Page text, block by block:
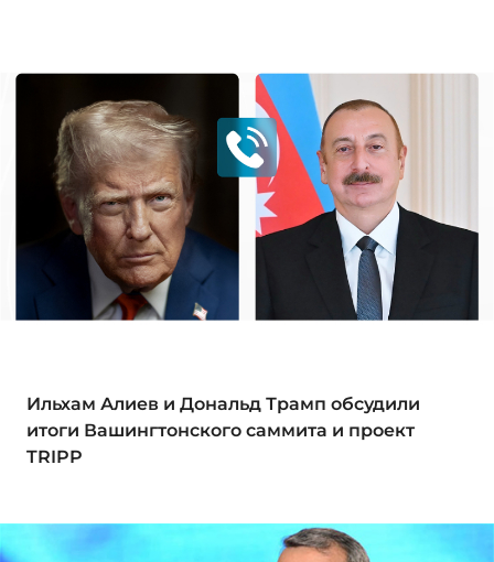
Ильхам Алиев и Дональд Трамп обсудили
итоги Вашингтонского саммита и проект
TRIPP